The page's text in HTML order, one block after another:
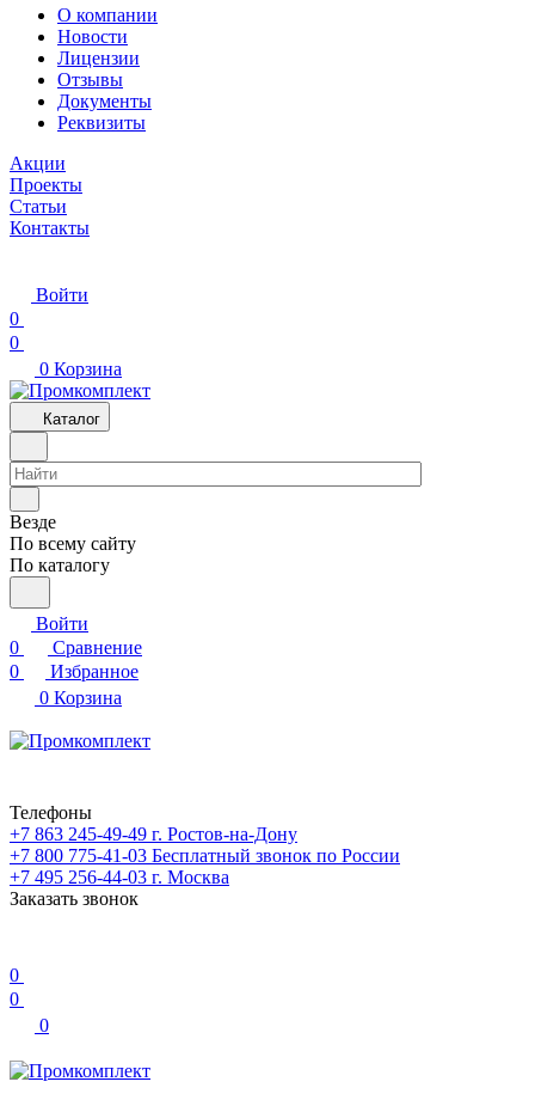
О компании
Новости
Лицензии
Отзывы
Документы
Реквизиты
Акции
Проекты
Статьи
Контакты
Войти
0
0
0 Корзина
Каталог
Везде
По всему сайту
По каталогу
Войти
0
Сравнение
0
Избранное
0 Корзина
Телефоны
+7 863 245-49-49 г. Ростов-на-Дону
+7 800 775-41-03 Бесплатный звонок по России
+7 495 256-44-03 г. Москва
Заказать звонок
0
0
0